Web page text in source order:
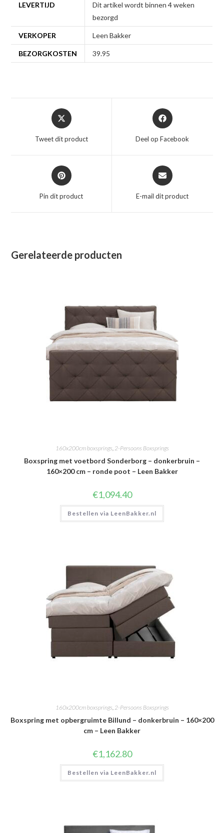
LEVERTIJD
Dit artikel wordt binnen 4 weken
bezorgd
VERKOPER Leen Bakker
BEZORGKOSTEN 39.95
Opent
in
nieuw
Tweet dit product
Opent
in
nieuw
Deel op Facebook
Opent
in
nieuw
Pin dit product
Opent
in
nieuw
E-mail dit product
Gerelateerde producten
160x200cm boxsprings,2-Persoons Boxsprings
Boxspring met voetbord Sonderborg – donkerbruin –
160×200 cm – ronde poot – Leen Bakker
€1,094.40
Bestellen via LeenBakker.nl
160x200cm boxsprings 2-Persoons Boxsprings
Boxspring met opbergruimte Billund – donkerbruin – 160×200
cm – Leen Bakker
€1,162.80
Bestellen via LeenBakker.nl